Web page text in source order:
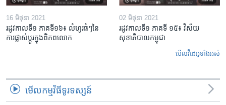
16 មិថុនា 2021
រដូវកាលទី១ ភាគទី១៦៖ លំហូរ​ធំៗ​នៃ​
ការ​ផ្លាស់ប្តូរ​ក្នុង​ពិភពលោក
02 មិថុនា 2021
រដូវកាលទី១ ភាគទី ១៥៖ វិស័យ​
សុខាភិបាល​កម្ពុជា
មើល​វីដេអូ​ទាំង​អស់
មើល​កម្មវិធី​ទូរទស្សន៍